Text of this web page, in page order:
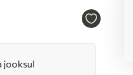
jooksul